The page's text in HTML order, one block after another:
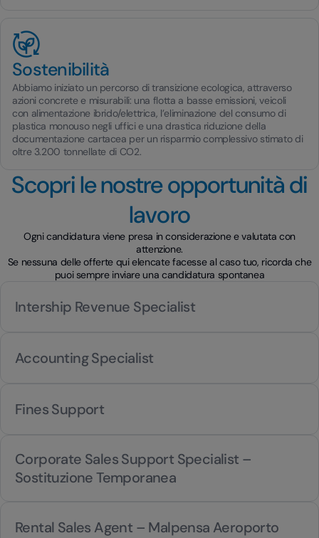
Sostenibilità
Abbiamo iniziato un percorso di transizione ecologica, attraverso
azioni concrete e misurabili: una flotta a basse emissioni, veicoli
con alimentazione ibrido/elettrica, l’eliminazione del consumo di
plastica monouso negli uffici e una drastica riduzione della
documentazione cartacea per un risparmio complessivo stimato di
oltre 3.200 tonnellate di CO2.
Scopri le nostre opportunità di
lavoro
Ogni candidatura viene presa in considerazione e valutata con
attenzione.
Se nessuna delle offerte qui elencate facesse al caso tuo, ricorda che
puoi sempre inviare una candidatura spontanea
Intership Revenue Specialist
Accounting Specialist
Fines Support
Corporate Sales Support Specialist –
Sostituzione Temporanea
Rental Sales Agent – Malpensa Aeroporto